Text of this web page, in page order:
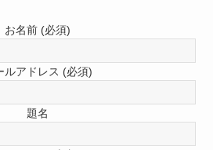
お名前 (必須)
ルアドレス (必須)
題名